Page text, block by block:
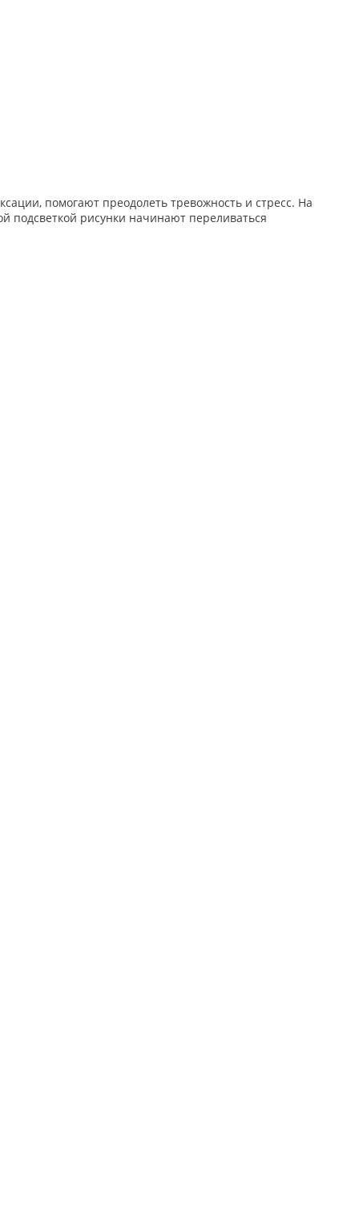
помогают преодолеть тревожность и стресс. На
подсветкой рисунки начинают переливаться